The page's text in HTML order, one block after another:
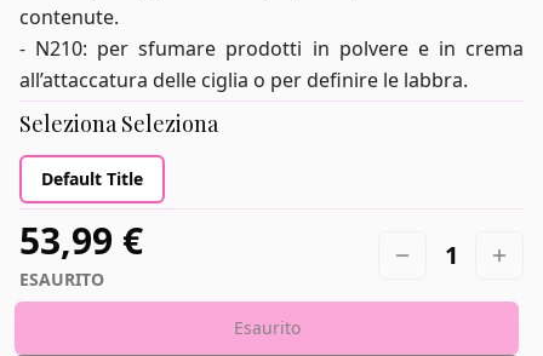
contenute.
- N210: per sfumare prodotti in polvere e in crema
all’attaccatura delle ciglia o per definire le labbra.
SelezionaSeleziona
Default Title
53,99 €
ESAURITO
1
Esaurito